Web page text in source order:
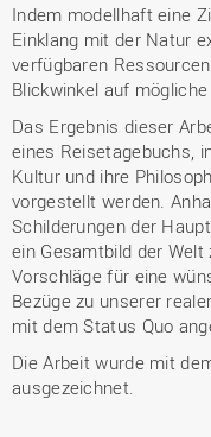
Indem modellhaft eine
Einklang mit der Natur
verfügbaren
Blickwinkel auf
Das Ergebnis dieser
eines Reisetagebuchs,
Kultur und ihre
vorgestellt werden.
Schilderungen der
ein Gesamtbild der
Vorschläge für eine
Bezüge zu unserer
mit dem Status Quo
Die Arbeit wurde mit
ausgezeichnet.